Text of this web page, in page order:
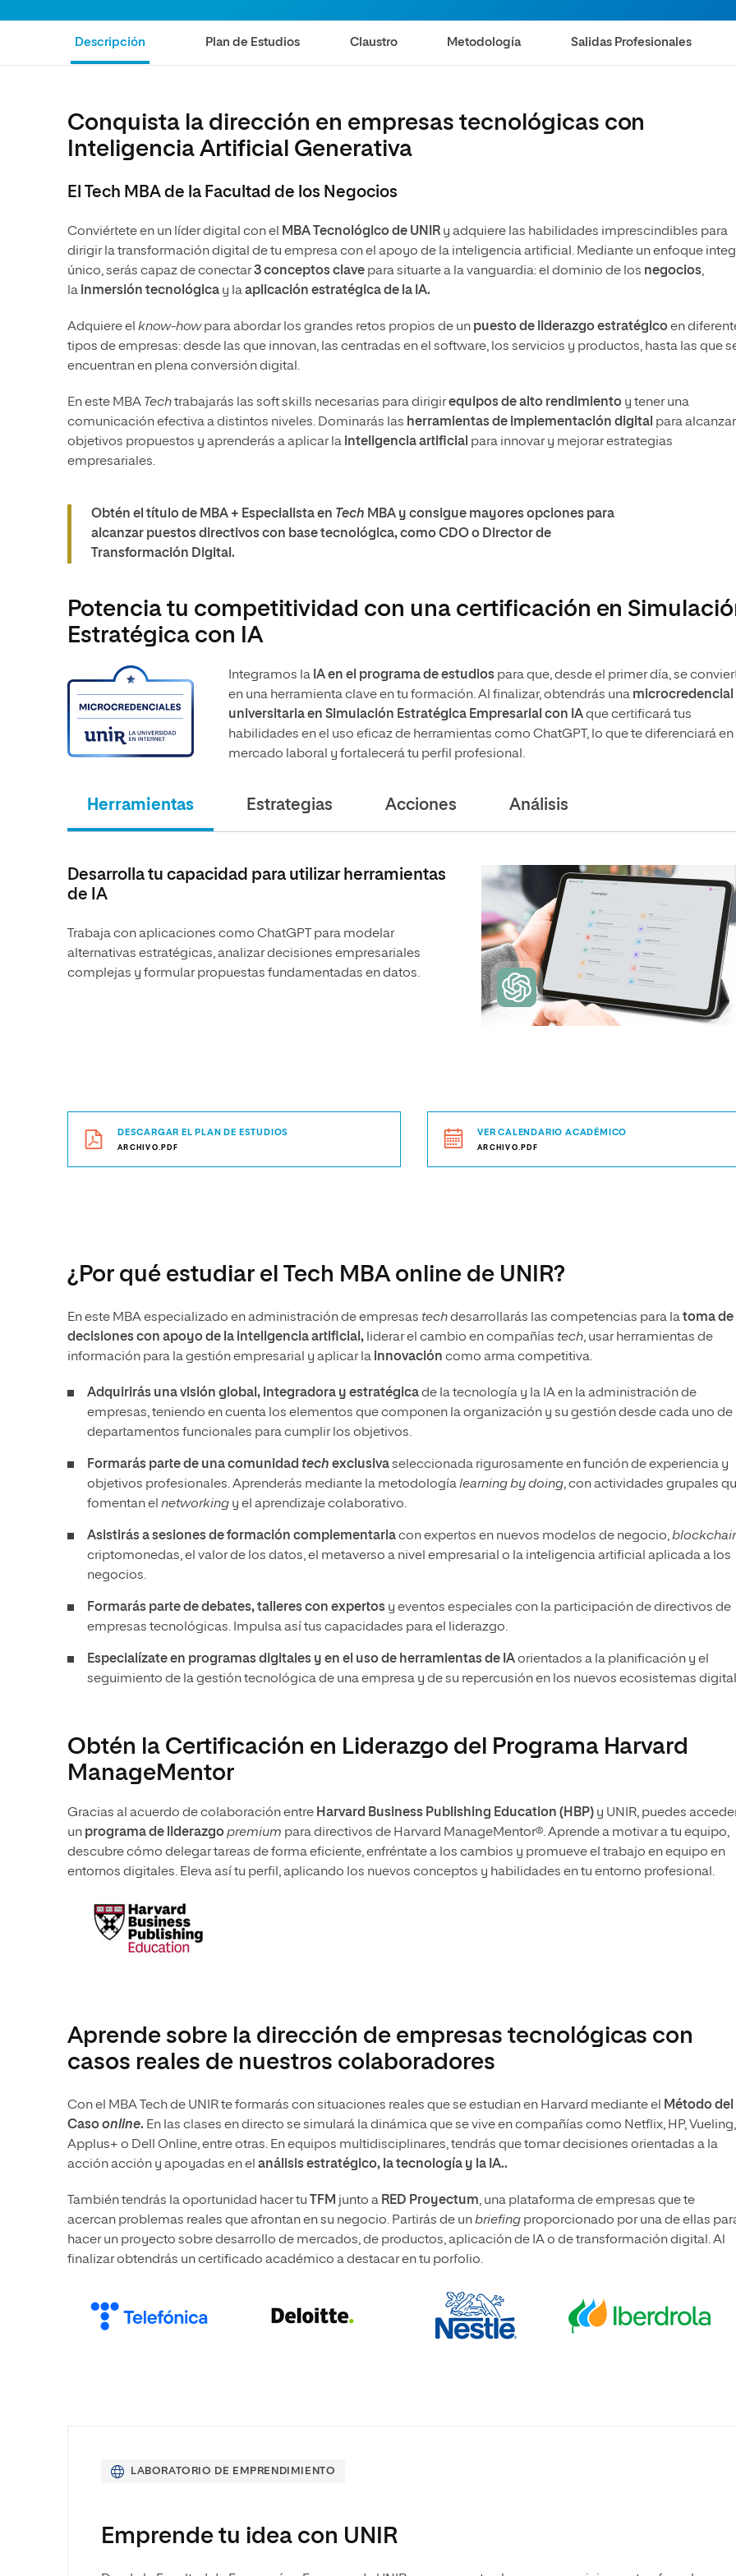
Ciencias de la Salud
Ciencias Sociales
Artes
Música
Diseño
Ciencias de la Salud
Humanidades
Artes
Descripción Plan de Estudios Claustro Metodología Salidas Profesionales
Conquista la dirección en empresas tecnológicas con
Inteligencia Artificial Generativa
El Tech MBA de la Facultad de los Negocios
Conviértete en un líder digital con el MBA Tecnológico de UNIR y adquiere las habilidades imprescindibles para
dirigir la transformación digital de tu empresa con el apoyo de la inteligencia artificial. Mediante un enfoque
único, serás capaz de conectar3 conceptos clave para situarte a la vanguardia: el dominio de los negocios,
la inmersión tecnológica y laaplicación estratégica de la IA.
Adquiere el know-howpara abordar los grandes retos propios de un puesto de liderazgo estratégicoen
tipos de empresas: desde las que innovan, las centradas en el software, los servicios y productos, hasta las que
encuentran en plena conversión digital.
En este MBA Techtrabajarás las soft skills necesarias para dirigirequipos de alto rendimiento y tener una
comunicación efectiva a distintos niveles. Dominarás las herramientas de implementación digital para
objetivos propuestos y aprenderás a aplicar la inteligencia artificial para innovar y mejorar estrategias
empresariales.
Obtén el título de MBA + Especialista en Tech MBA y consigue mayores opciones para
alcanzar puestos directivos con base tecnológica, como CDO o Director de
Transformación Digital.
Potencia tu competitividad con una certificación en
Estratégica con IA
Integramos la IA en el programa de estudios para que, desde el primer día, se
en una herramienta clave en tu formación. Al finalizar, obtendrás una microcredencial
universitaria en Simulación Estratégica Empresarial con IAque certificará tus
habilidades en el uso eficaz de herramientas como ChatGPT, lo que te diferenciará en
mercado laboral y fortalecerá tu perfil profesional.
Herramientas Estrategias Acciones Análisis
Desarrolla tu capacidad para utilizar herramientas
de IA
Trabaja con aplicaciones como ChatGPT para modelar
alternativas estratégicas, analizar decisiones empresariales
complejas y formular propuestas fundamentadas en datos.
DESCARGAR EL PLAN DE ESTUDIOS
ARCHIVO.PDF
VER CALENDARIO ACADÉMICO
ARCHIVO.PDF
¿Por qué estudiar el Tech MBA online de UNIR?
En este MBA especializado en administración de empresas techdesarrollarás las competencias para latoma de
decisiones con apoyo de la inteligencia artificial, liderar el cambio en compañías tech, usar herramientas de
información para la gestión empresarial y aplicar la innovación como arma competitiva.
Adquirirás una visión global, integradora y estratégicade la tecnología y la IA en la administración de
empresas, teniendo en cuenta los elementos que componen la organización y su gestión desde cada uno de
departamentos funcionales para cumplir los objetivos.
Formarás parte de una comunidad tech exclusivaseleccionada rigurosamente en función de experiencia y
objetivos profesionales. Aprenderás mediante la metodologíalearning by doing, con actividades grupales
fomentan el networking y el aprendizaje colaborativo.
Asistirás a sesiones de formación complementariacon expertos en nuevos modelos de negocio,
criptomonedas, el valor de los datos, el metaverso a nivel empresarial o la inteligencia artificial aplicada a los
negocios.
Formarás parte de debates, talleres con expertos y eventos especiales con la participación de directivos de
empresas tecnológicas. Impulsa así tus capacidades para el liderazgo.
Especialízate en programas digitales y en el uso de herramientas de IAorientados a la planificación y el
seguimiento de la gestión tecnológica de una empresa y de su repercusión en los nuevos ecosistemas
Obtén la Certificación en Liderazgo del Programa Harvard
ManageMentor
Gracias al acuerdo de colaboración entre Harvard Business Publishing Education (HBP) y UNIR, puedes
un programa de liderazgopremium para directivos de Harvard ManageMentor®. Aprende a motivar a tu equipo,
descubre cómo delegar tareas de forma eficiente, enfréntate a los cambios y promueve el trabajo en equipo en
entornos digitales. Eleva así tu perfil, aplicando los nuevos conceptos y habilidades en tu entorno profesional.
Aprende sobre la dirección de empresas tecnológicas con
casos reales de nuestros colaboradores
Con el MBA Tech de UNIR te formarás con situaciones reales que se estudian en Harvard mediante el
Método del
Casoonline. En las clases en directo se simulará la dinámica que se vive en compañías como Netflix, HP, Vueling,
Applus+ o Dell Online, entre otras. En equipos multidisciplinares, tendrás que tomar decisiones orientadas a la
acción acción y apoyadas en el análisis estratégico, la tecnología y la IA..
También tendrás la oportunidad hacer tu TFM junto a RED Proyectum, una plataforma de empresas que te
acercan problemas reales que afrontan en su negocio. Partirás de unbriefing proporcionado por una de ellas
hacer un proyecto sobre desarrollo de mercados, de productos, aplicación de IA o de transformación digital. Al
finalizar obtendrás un certificado académico a destacar en tu porfolio.
LABORATORIO DE EMPRENDIMIENTO
Emprende tu idea con UNIR